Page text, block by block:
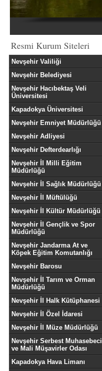
Resmi Kurum Siteleri
Nevşehir Valiliği
Nevşehir Belediyesi
Nevşehir Hacıbektaş Veli
Üniversitesi
Kapadokya Üniversitesi
Nevşehir Emniyet Müdürlüğü
Nevşehir Adliyesi
Nevşehir Defterdearlığı
Nevşehir İl Milli Eğitim
Müdürlüğü
Nevşehir İl Sağlık Müdürlüğü
Nevşehir İl Müftülüğü
Nevşehir İl Kültür Müdürlüğü
Nevşehir İl Gençlik ve Spor
Müdürlüğü
Nevşehir Jandarma At ve
Köpek Eğitim Komutanlığı
Nevşehir Barosu
Nevşehir İl Tarım ve Orman
Müdürlüğü
Nevşehir İl Halk Kütüphanesi
Nevşehir İl Özel İdaresi
Nevşehir İl Müze Müdürlüğü
Nevşehir Serbest Muhasebeci
ve Mali Müşavirler Odası
Kapadokya Hava Limanı